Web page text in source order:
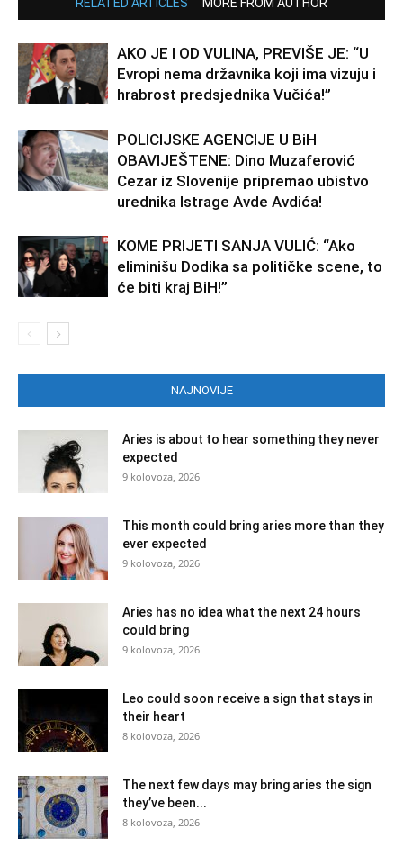
AKO JE I OD VULINA, PREVIŠE JE: “U
Evropi nema državnika koji ima vizuju i
hrabrost predsjednika Vučića!”
POLICIJSKE AGENCIJE U BiH
OBAVIJEŠTENE: Dino Muzaferović
Cezar iz Slovenije pripremao ubistvo
urednika Istrage Avde Avdića!
KOME PRIJETI SANJA VULIĆ: “Ako
eliminišu Dodika sa političke scene, to
će biti kraj BiH!”
NAJNOVIJE
Aries is about to hear something they never
expected
9 kolovoza, 2026
This month could bring aries more than they
ever expected
9 kolovoza, 2026
Aries has no idea what the next 24 hours
could bring
9 kolovoza, 2026
Leo could soon receive a sign that stays in
their heart
8 kolovoza, 2026
The next few days may bring aries the sign
they’ve been...
8 kolovoza, 2026